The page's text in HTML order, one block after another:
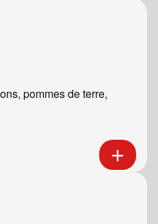
pommes de terre,